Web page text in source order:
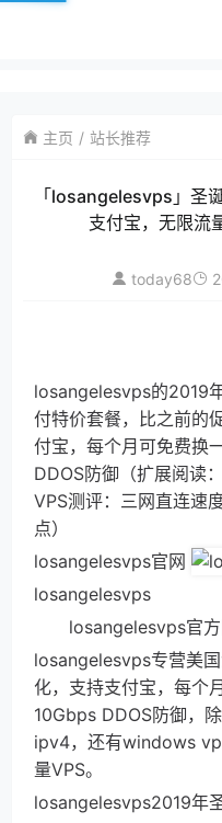
主页 站长推荐
「losangelesvps」圣
支付宝，无限流
today68
losangelesvps的2019
付特价套餐，比之前的
付宝，每个月可免费换
DDOS防御（扩展阅读
VPS测评：三网直连速
点）
losangelesvps官网
losangelesvps
losangelesvps官方
losangelesvps专营美
化，支持支付宝，每个
10Gbps DDOS防御，
ipv4，还有windows
量VPS。
losangelesvps2019年